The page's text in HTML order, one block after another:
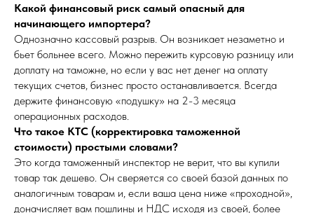
Какой финансовый риск самый опасный для
начинающего импортера?
Однозначно кассовый разрыв. Он возникает незаметно и
бьет больнее всего. Можно пережить курсовую разницу или
доплату на таможне, но если у вас нет денег на оплату
текущих счетов, бизнес просто останавливается. Всегда
держите финансовую «подушку» на 2-3 месяца
операционных расходов.
Что такое КТС (корректировка таможенной
стоимости) простыми словами?
Это когда таможенный инспектор не верит, что вы купили
товар так дешево. Он сверяется со своей базой данных по
аналогичным товарам и, если ваша цена ниже «проходной»,
доначисляет вам пошлины и НДС исходя из своей, более